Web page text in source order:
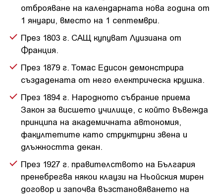
отброяване на календарната нова година от
1 януари, вместо на 1 септември.
През 1803 г. САЩ купуват Луизиана от
Франция.
През 1879 г. Томас Едисон демонстрира
създадената от него електрическа крушка.
През 1894 г. Народното събрание приема
Закон за висшето училище, с който въвежда
принципа на академичната автономия,
факултетите като структурни звена и
длъжността декан.
През 1927 г. правителството на България
пренебрегва някои клаузи на Ньойския мирен
договор и започва възстановяването на